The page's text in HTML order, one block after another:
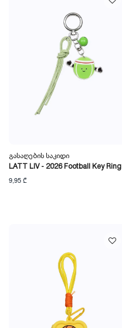
Გასაღების Საკიდი
LATT LIV - 2026 Football Key Ring
9,95 ₾